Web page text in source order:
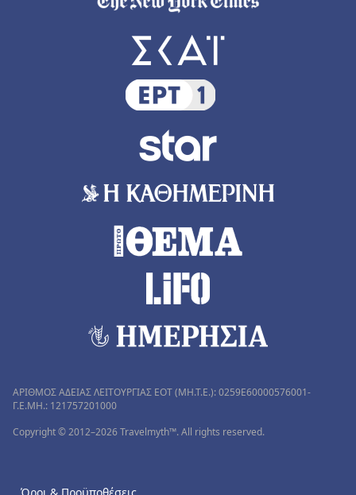
ΑΡΙΘΜΟΣ ΑΔΕΙΑΣ ΛΕΙΤΟΥΡΓΙΑΣ ΕΟΤ (MH.T.E.): 0259Ε60000576001-
Γ.Ε.ΜΗ.: 121757201000
Copyright © 2012–2026 Travelmyth™. All rights reserved.